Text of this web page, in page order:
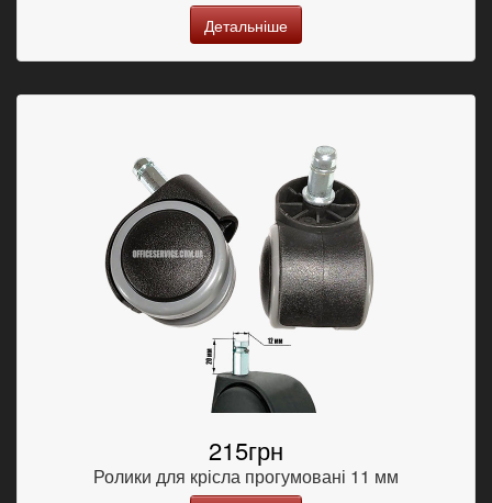
Детальніше
215грн
Ролики для крісла прогумовані 11 мм